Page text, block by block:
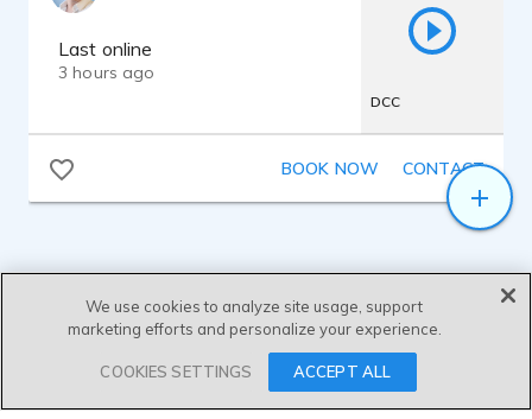
Last online
3 hours ago
DCC
BOOK NOW CONTACT
SEND MESSAGE
We use cookies to analyze site usage, support
marketing efforts and personalize your experience.
COOKIES SETTINGS ACCEPT ALL